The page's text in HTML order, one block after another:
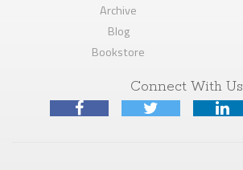
Archive
Blog
Bookstore
Connect With Us